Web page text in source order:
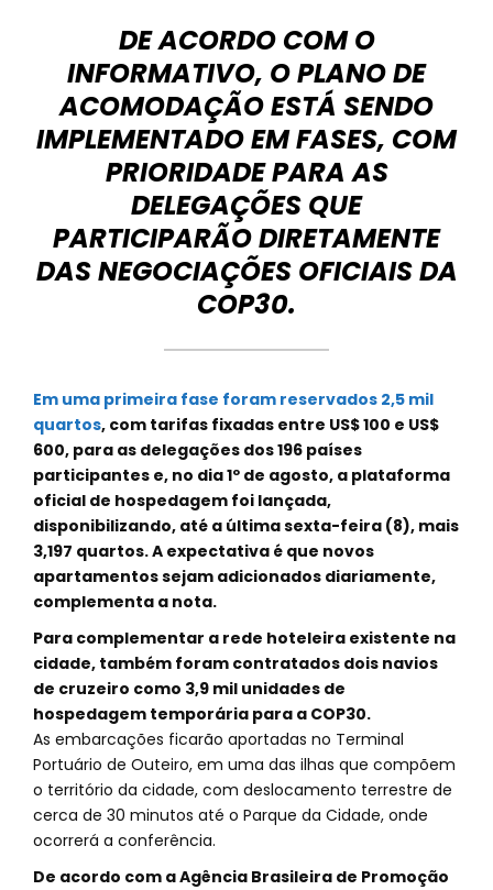
DE ACORDO COM O
INFORMATIVO, O PLANO DE
ACOMODAÇÃO ESTÁ SENDO
IMPLEMENTADO EM FASES, COM
PRIORIDADE PARA AS
DELEGAÇÕES QUE
PARTICIPARÃO DIRETAMENTE
DAS NEGOCIAÇÕES OFICIAIS DA
COP30.
Em uma primeira fase foram reservados 2,5 mil
quartos, com tarifas fixadas entre US$ 100 e US$
600, para as delegações dos 196 países
participantes e, no dia 1º de agosto, a plataforma
oficial de hospedagem foi lançada,
disponibilizando, até a última sexta-feira (8), mais
3,197 quartos. A expectativa é que novos
apartamentos sejam adicionados diariamente,
complementa a nota.
Para complementar a rede hoteleira existente na
cidade, também foram contratados dois navios
de cruzeiro como 3,9 mil unidades de
hospedagem temporária para a COP30.
As embarcações ficarão aportadas no Terminal
Portuário de Outeiro, em uma das ilhas que compõem
o território da cidade, com deslocamento terrestre de
cerca de 30 minutos até o Parque da Cidade, onde
ocorrerá a conferência.
De acordo com a Agência Brasileira de Promoção